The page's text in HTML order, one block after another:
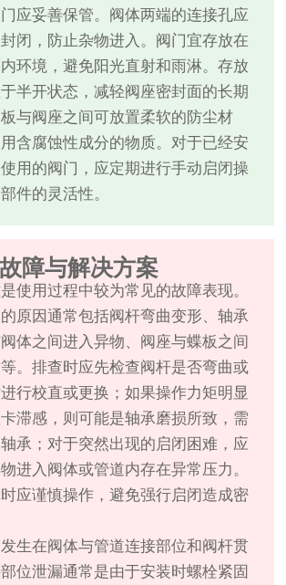
应妥善保管。阀体两端的连接孔应
闭，防止杂物进入。阀门宜存放在
环境，避免阳光直射和雨淋。存放
半开状态，减轻阀座密封面的长期
与阀座之间可放置柔软的防尘材
含腐蚀性成分的物质。对于已经安
用的阀门，应定期进行手动启闭操
件的灵活性。
障与解决方案
使用过程中较为常见的故障表现。
原因通常包括阀杆弯曲变形、轴承
体之间进入异物、阀座与蝶板之间
。排查时应先检查阀杆是否弯曲或
行校直或更换；如果操作力矩明显
滞感，则可能是轴承磨损所致，需
承；对于突然出现的启闭困难，应
进入阀体或管道内存在异常压力。
应谨慎操作，避免强行启闭造成密
生在阀体与管道连接部位和阀杆贯
位泄漏通常是由于安装时螺栓紧固